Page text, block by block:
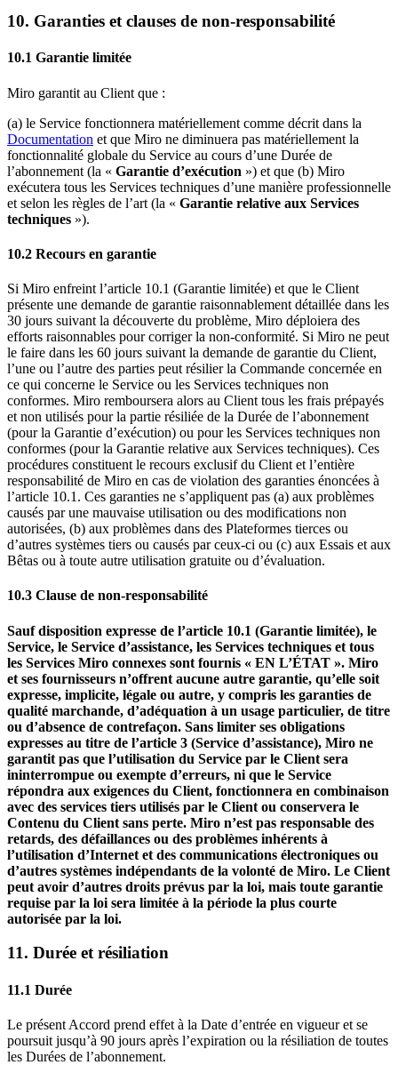
10. Garanties et clauses de non-responsabilité
10.1 Garantie limitée
Miro garantit au Client que :
(a) le Service fonctionnera matériellement comme décrit dans la
Documentation et que Miro ne diminuera pas matériellement la
fonctionnalité globale du Service au cours d’une Durée de
l’abonnement (la « Garantie d’exécution ») et que (b) Miro
exécutera tous les Services techniques d’une manière professionnelle
et selon les règles de l’art (la « Garantie relative aux Services
techniques »).
10.2 Recours en garantie
Si Miro enfreint l’article 10.1 (Garantie limitée) et que le Client
présente une demande de garantie raisonnablement détaillée dans les
30 jours suivant la découverte du problème, Miro déploiera des
efforts raisonnables pour corriger la non-conformité. Si Miro ne peut
le faire dans les 60 jours suivant la demande de garantie du Client,
l’une ou l’autre des parties peut résilier la Commande concernée en
ce qui concerne le Service ou les Services techniques non
conformes. Miro remboursera alors au Client tous les frais prépayés
et non utilisés pour la partie résiliée de la Durée de l’abonnement
(pour la Garantie d’exécution) ou pour les Services techniques non
conformes (pour la Garantie relative aux Services techniques). Ces
procédures constituent le recours exclusif du Client et l’entière
responsabilité de Miro en cas de violation des garanties énoncées à
l’article 10.1. Ces garanties ne s’appliquent pas (a) aux problèmes
causés par une mauvaise utilisation ou des modifications non
autorisées, (b) aux problèmes dans des Plateformes tierces ou
d’autres systèmes tiers ou causés par ceux-ci ou (c) aux Essais et aux
Bêtas ou à toute autre utilisation gratuite ou d’évaluation.
10.3 Clause de non-responsabilité
Sauf disposition expresse de l’article 10.1 (Garantie limitée), le
Service, le Service d’assistance, les Services techniques et tous
les Services Miro connexes sont fournis « EN L’ÉTAT ». Miro
et ses fournisseurs n’offrent aucune autre garantie, qu’elle soit
expresse, implicite, légale ou autre, y compris les garanties de
qualité marchande, d’adéquation à un usage particulier, de titre
ou d’absence de contrefaçon. Sans limiter ses obligations
expresses au titre de l’article 3 (Service d’assistance), Miro ne
garantit pas que l’utilisation du Service par le Client sera
ininterrompue ou exempte d’erreurs, ni que le Service
répondra aux exigences du Client, fonctionnera en combinaison
avec des services tiers utilisés par le Client ou conservera le
Contenu du Client sans perte. Miro n’est pas responsable des
retards, des défaillances ou des problèmes inhérents à
l’utilisation d’Internet et des communications électroniques ou
d’autres systèmes indépendants de la volonté de Miro. Le Client
peut avoir d’autres droits prévus par la loi, mais toute garantie
requise par la loi sera limitée à la période la plus courte
autorisée par la loi.
11. Durée et résiliation
11.1 Durée
Le présent Accord prend effet à la Date d’entrée en vigueur et se
poursuit jusqu’à 90 jours après l’expiration ou la résiliation de toutes
les Durées de l’abonnement.